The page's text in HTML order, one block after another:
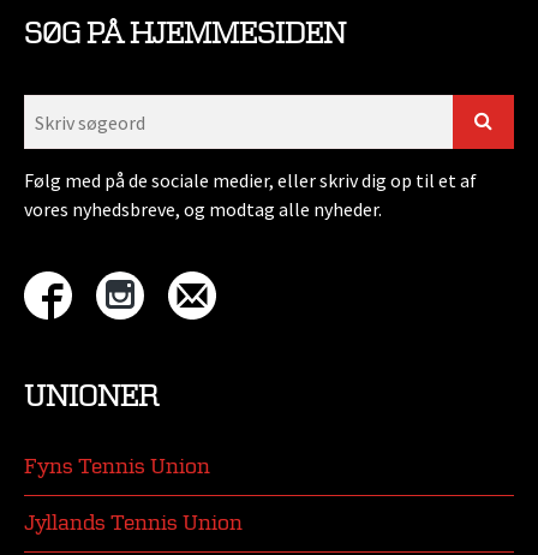
SØG PÅ HJEMMESIDEN
Følg med på de sociale medier, eller skriv dig op til et af
vores nyhedsbreve, og modtag alle nyheder.
UNIONER
Fyns Tennis Union
Jyllands Tennis Union